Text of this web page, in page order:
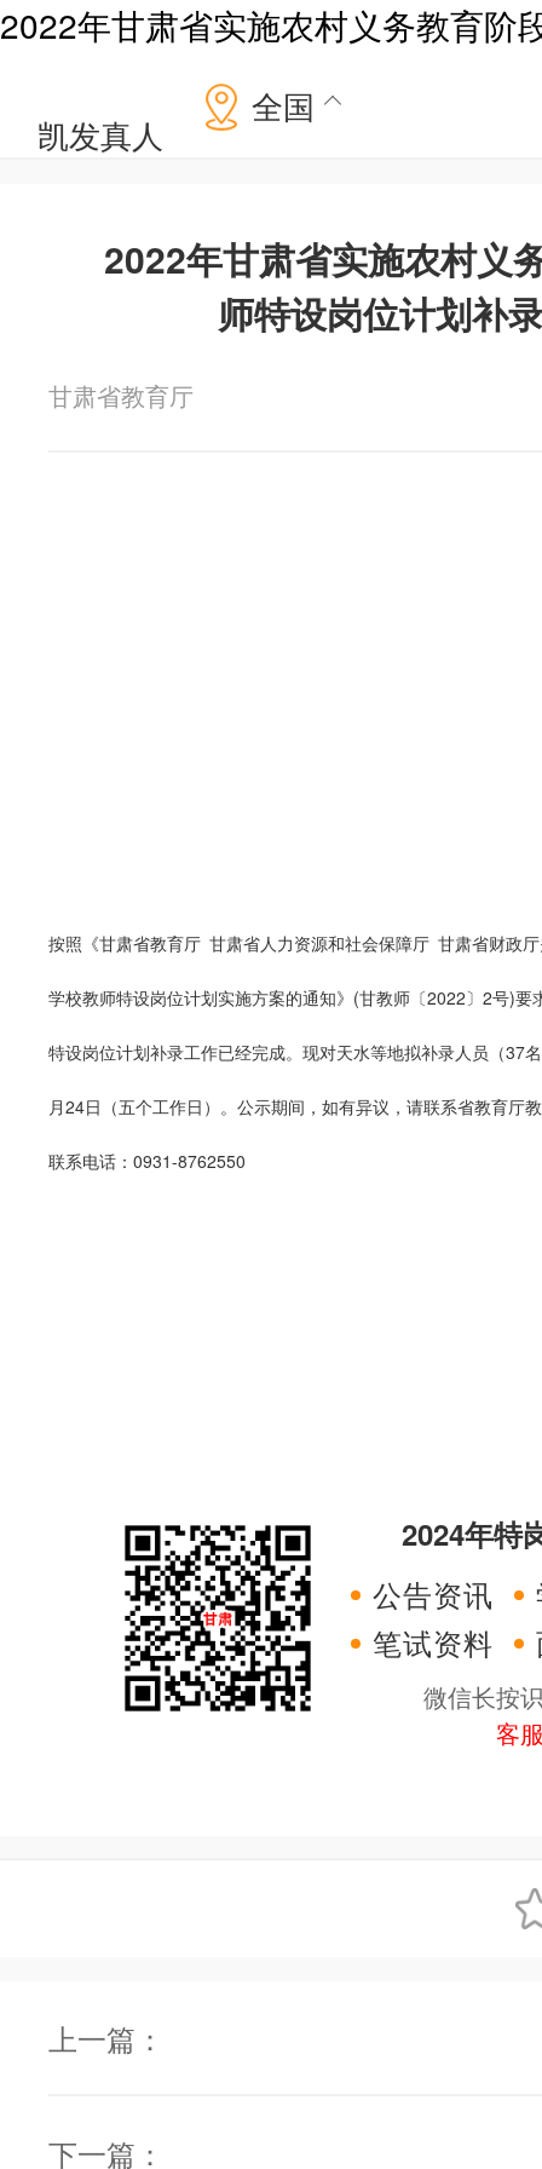
2022年甘肃省实施农村义务教育阶
凯发真人
全国
2022年甘肃省实施农村义
师特设岗位计划补
甘肃省教育厅
按照《甘肃省教育厅 甘肃省人力资源和社会保障厅 甘肃省财政
学校教师特设岗位计划实施方案的通知》(甘教师〔2022〕2号)
特设岗位计划补录工作已经完成。现对天水等地拟补录人员（37
月24日（五个工作日）。公示期间，如有异议，请联系省教育厅
联系电话：0931-8762550
2024年特
公告资讯
笔试资料
微信长按
客
上一篇：
下一篇：